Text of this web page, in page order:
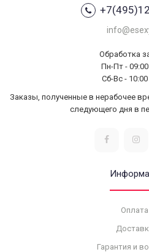
Обработка
Пн-Пт -
Сб-Вс - 10:00
Заказы, полученные в нерабочее
следующего дня в
Оплата
Гарантия и